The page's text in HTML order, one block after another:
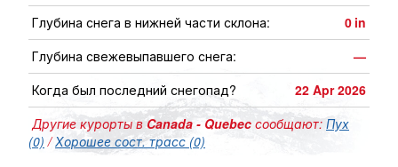
Глубина снега в нижней части склона:
0 in
Глубина свежевыпавшего снега:
—
Когда был последний снегопад?
22 Apr 2026
Другие курорты вCanada - Quebec сообщают: Пух
(0) /Хорошее сост. трасс (0)